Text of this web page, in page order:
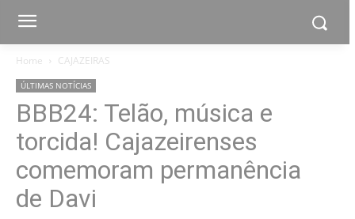
Home CAJAZEIRAS
ÚLTIMAS NOTÍCIAS
BBB24: Telão, música e
torcida! Cajazeirenses
comemoram permanência
de Davi